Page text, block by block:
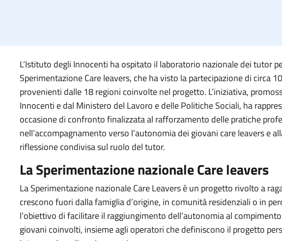
L’Istituto degli Innocenti ha ospitato il laboratorio nazionale dei tutor
Sperimentazione Care leavers, che ha visto la partecipazione di circa
provenienti dalle 18 regioni coinvolte nel progetto. L’iniziativa,
Innocenti e dal Ministero del Lavoro e delle Politiche Sociali, ha
occasione di confronto finalizzata al rafforzamento delle pratiche
nell’accompagnamento verso l’autonomia dei giovani care leavers e
riflessione condivisa sul ruolo del tutor.
La Sperimentazione nazionale Care leavers
La Sperimentazione nazionale Care Leavers è un progetto rivolto a
crescono fuori dalla famiglia d’origine, in comunità residenziali o in
l’obiettivo di facilitare il raggiungimento dell’autonomia al
giovani coinvolti, insieme agli operatori che definiscono il progetto